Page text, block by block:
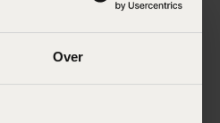
Over